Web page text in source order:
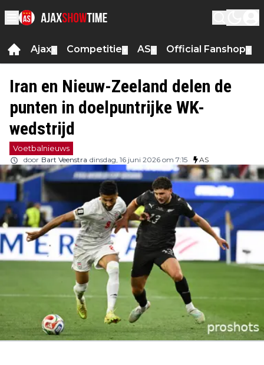
Ajax Competitie AS Official Fanshop
Iran en Nieuw-Zeeland delen de
punten in doelpuntrijke WK-
wedstrijd
Voetbalnieuws
door Bart Veenstra dinsdag, 16 juni 2026 om 7:15 AS